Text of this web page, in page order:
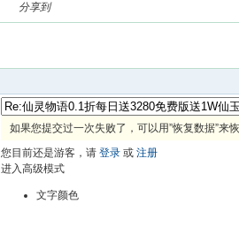
分享到
如果您提交过一次失败了，可以用”恢复数据”来
您目前还是游客，请 登录 或 注册
进入高级模式
文字颜色